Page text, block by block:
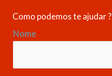
Como podemos te ajudar ?
Nome*